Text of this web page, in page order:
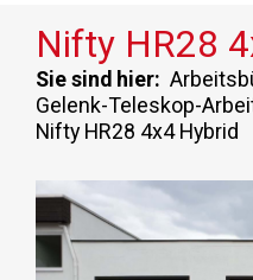
Nifty HR28
Sie sind hier:
Gelenk-Teleskop-
Nifty HR28 4x4 Hybrid